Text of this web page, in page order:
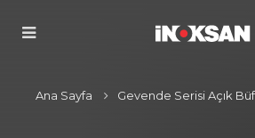
Ana Sayfa Gevende Serisi Açık